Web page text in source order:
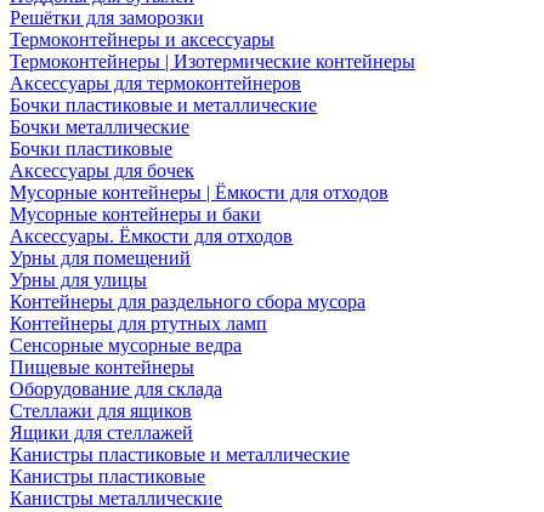
Решётки для заморозки
Термоконтейнеры и аксессуары
Термоконтейнеры | Изотермические контейнеры
Аксессуары для термоконтейнеров
Бочки пластиковые и металлические
Бочки металлические
Бочки пластиковые
Аксессуары для бочек
Мусорные контейнеры | Ёмкости для отходов
Мусорные контейнеры и баки
Аксессуары. Ёмкости для отходов
Урны для помещений
Урны для улицы
Контейнеры для раздельного сбора мусора
Контейнеры для ртутных ламп
Сенсорные мусорные ведра
Пищевые контейнеры
Оборудование для склада
Стеллажи для ящиков
Ящики для стеллажей
Канистры пластиковые и металлические
Канистры пластиковые
Канистры металлические